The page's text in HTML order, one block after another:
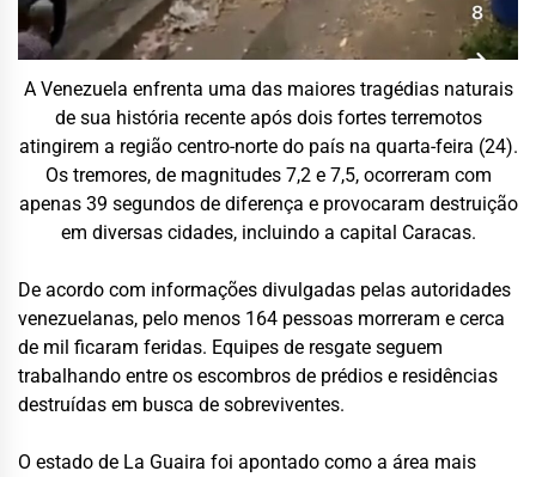
A Venezuela enfrenta uma das maiores tragédias naturais
de sua história recente após dois fortes terremotos
atingirem a região centro-norte do país na quarta-feira (24).
Os tremores, de magnitudes 7,2 e 7,5, ocorreram com
apenas 39 segundos de diferença e provocaram destruição
em diversas cidades, incluindo a capital Caracas.
De acordo com informações divulgadas pelas autoridades
venezuelanas, pelo menos 164 pessoas morreram e cerca
de mil ficaram feridas. Equipes de resgate seguem
trabalhando entre os escombros de prédios e residências
destruídas em busca de sobreviventes.
O estado de La Guaira foi apontado como a área mais